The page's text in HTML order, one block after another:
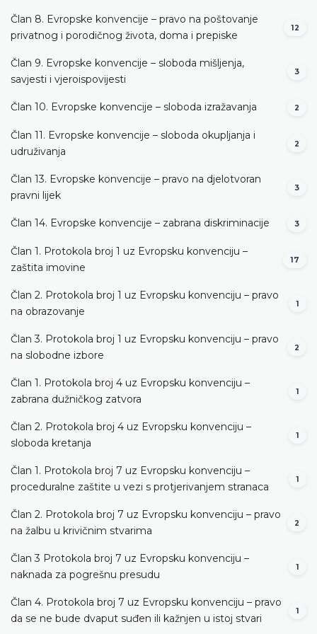
Član 8. Evropske konvencije – pravo na poštovanje
privatnog i porodičnog života, doma i prepiske
12
Član 9. Evropske konvencije – sloboda mišljenja,
savjesti i vjeroispovijesti
3
Član 10. Evropske konvencije – sloboda izražavanja 2
Član 11. Evropske konvencije – sloboda okupljanja i
udruživanja
2
Član 13. Evropske konvencije – pravo na djelotvoran
pravni lijek
3
Član 14. Evropske konvencije – zabrana diskriminacije 3
Član 1. Protokola broj 1 uz Evropsku konvenciju –
zaštita imovine
17
Član 2. Protokola broj 1 uz Evropsku konvenciju – pravo
na obrazovanje
1
Član 3. Protokola broj 1 uz Evropsku konvenciju – pravo
na slobodne izbore
2
Član 1. Protokola broj 4 uz Evropsku konvenciju –
zabrana dužničkog zatvora
1
Član 2. Protokola broj 4 uz Evropsku konvenciju –
sloboda kretanja
1
Član 1. Protokola broj 7 uz Evropsku konvenciju –
proceduralne zaštite u vezi s protjerivanjem stranaca
1
Član 2. Protokola broj 7 uz Evropsku konvenciju – pravo
na žalbu u krivičnim stvarima
2
Član 3 Protokola broj 7 uz Evropsku konvenciju –
naknada za pogrešnu presudu
1
Član 4. Protokola broj 7 uz Evropsku konvenciju – pravo
da se ne bude dvaput suđen ili kažnjen u istoj stvari
1